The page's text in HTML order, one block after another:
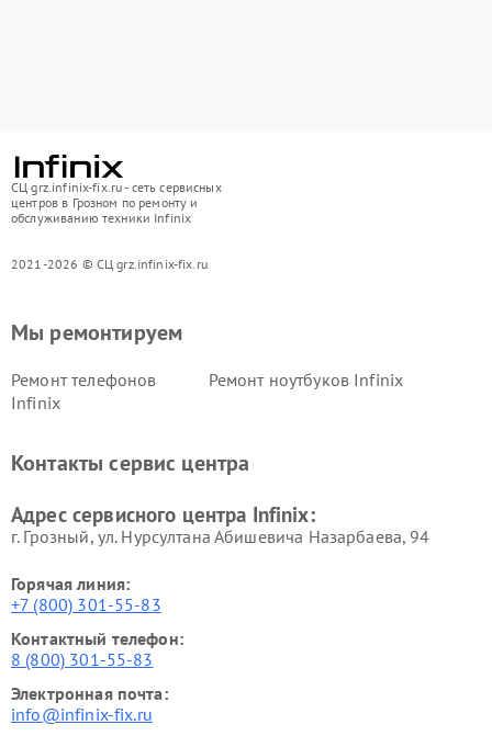
СЦ grz.infinix-fix.ru - сеть сервисных
центров в Грозном по ремонту и
обслуживанию техники Infinix
2021-2026 © СЦ grz.infinix-fix.ru
Мы ремонтируем
Ремонт телефонов
Infinix
Ремонт ноутбуков Infinix
Контакты сервис центра
Адрес сервисного центра Infinix:
г. Грозный, ул. Нурсултана Абишевича Назарбаева, 94
Горячая линия:
+7 (800) 301-55-83
Контактный телефон:
8 (800) 301-55-83
Электронная почта:
info@infinix-fix.ru